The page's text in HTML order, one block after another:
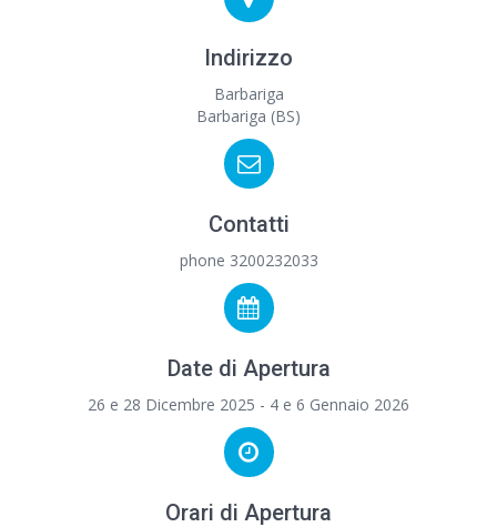
Indirizzo
Barbariga
Barbariga (BS)
Contatti
phone 3200232033
Date di Apertura
26 e 28 Dicembre 2025 - 4 e 6 Gennaio 2026
Orari di Apertura